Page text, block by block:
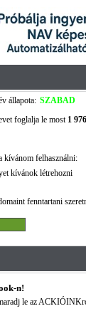
állapota: SZABAD
foglalja le most 1
kívánom felhasználni:
kívánok létrehozni
fenntartani
n!
le az